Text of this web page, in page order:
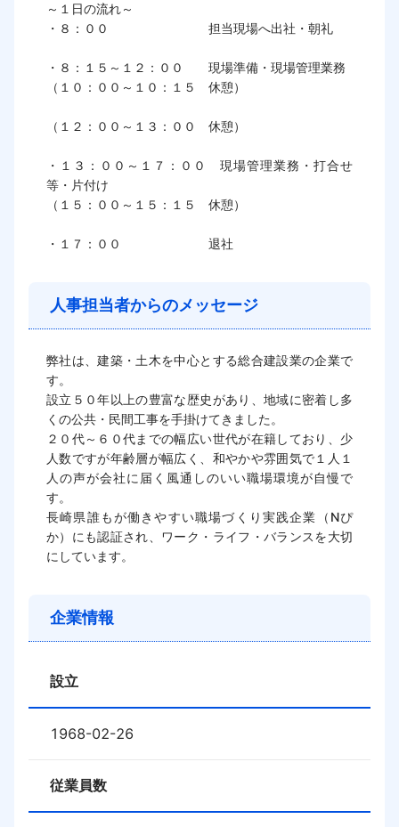
～１日の流れ～
・８：００　　　　　　　　担当現場へ出社・朝礼
・８：１５～１２：００　　現場準備・現場管理業務
（１０：００～１０：１５　休憩）
（１２：００～１３：００　休憩）
・１３：００～１７：００　現場管理業務・打合せ
等・片付け
（１５：００～１５：１５　休憩）
・１７：００　　　　　　　退社
人事担当者からのメッセージ
弊社は、建築・土木を中心とする総合建設業の企業で
す。
設立５０年以上の豊富な歴史があり、地域に密着し多
くの公共・民間工事を手掛けてきました。
２０代～６０代までの幅広い世代が在籍しており、少
人数ですが年齢層が幅広く、和やかや雰囲気で１人１
人の声が会社に届く風通しのいい職場環境が自慢で
す。
長崎県誰もが働きやすい職場づくり実践企業（Nぴ
か）にも認証され、ワーク・ライフ・バランスを大切
にしています。
企業情報
設立
1968-02-26
従業員数